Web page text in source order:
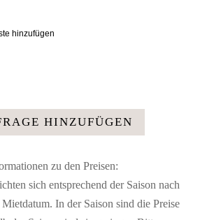
hinzufügen
HINZUFÜGEN
zu den Preisen:
sich entsprechend der Saison nach
In der Saison sind die Preise